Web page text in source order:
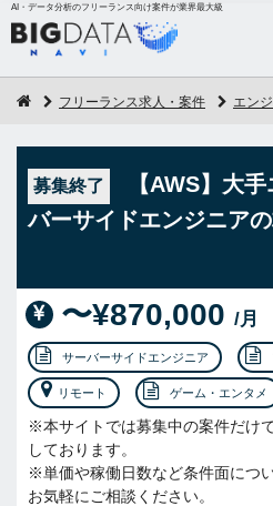
AI・データ分析のフリーランス向け案件が業界最大級
フリーランス求人・案件 エン
募集終了
【AWS】大
バーサイドエンジニア
〜¥870,000 /月
サーバーサイドエンジニア
リモート ゲーム・エンタメ
※本サイトでは募集中の案件だけ
しております。
※単価や稼働日数など条件面につ
お気軽にご相談ください。